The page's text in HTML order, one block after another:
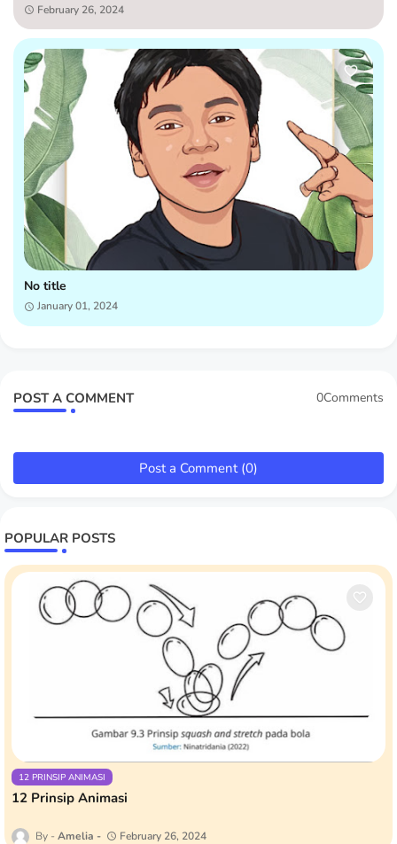
February 26, 2024
No title
January 01, 2024
POST A COMMENT 0Comments
Post a Comment (0)
POPULAR POSTS
12 PRINSIP ANIMASI
12 Prinsip Animasi
Amelia February 26, 2024